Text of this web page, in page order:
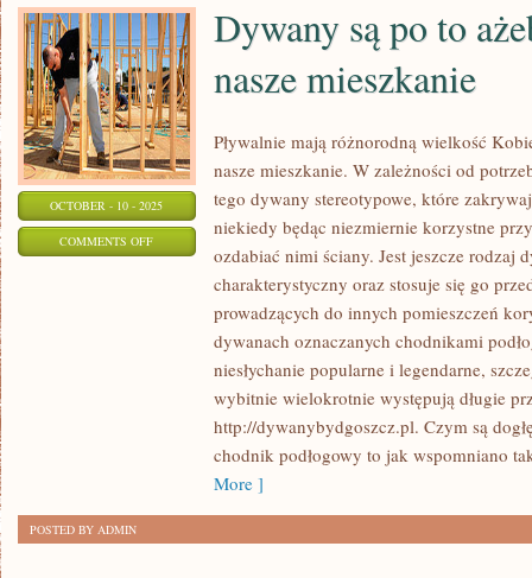
OCTOBER - 10 - 2025
COMMENTS OFFON
PRZYSTRAJAĆ
MIESZKANIE
Dywany są po to
nasze mieszkanie
Pływalnie mają różnorodną wielkość
nasze mieszkanie. W zależności od
tego dywany stereotypowe, które
niekiedy będąc niezmiernie korzystne
ozdabiać nimi ściany. Jest jeszcze rodzaj
charakterystyczny oraz stosuje się go
prowadzących do innych pomieszczeń
dywanach oznaczanych chodnikami
niesłychanie popularne i legendarne,
wybitnie wielokrotnie występują długie
http://dywanybydgoszcz.pl. Czym są
chodnik podłogowy to jak wspomniano
More ]
POSTED BY ADMIN